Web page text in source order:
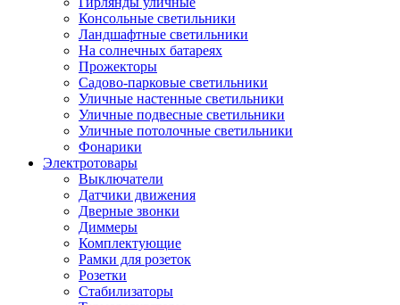
Консольные светильники
Ландшафтные светильники
На солнечных батареях
Прожекторы
Садово-парковые светильники
Уличные настенные светильники
Уличные подвесные светильники
Уличные потолочные светильники
Фонарики
Электротовары
Выключатели
Датчики движения
Дверные звонки
Диммеры
Комплектующие
Рамки для розеток
Розетки
Стабилизаторы